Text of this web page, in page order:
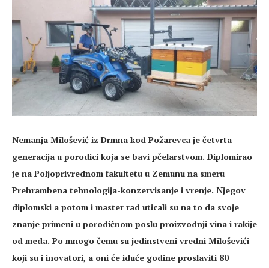
Nemanja Milošević iz Drmna kod Požarevca je četvrta
generacija u porodici koja se bavi pčelarstvom. Diplomirao
je na Poljoprivrednom fakultetu u Zemunu na smeru
Prehrambena tehnologija-konzervisanje i vrenje. Njegov
diplomski a potom i master rad uticali su na to da svoje
znanje primeni u porodičnom poslu proizvodnji vina i rakije
od meda. Po mnogo čemu su jedinstveni vredni Miloševići
koji su i inovatori, a oni će iduće godine proslaviti 80